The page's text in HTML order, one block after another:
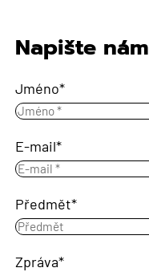
Napište nám
Jméno
E-mail
Předmět
Zpráva